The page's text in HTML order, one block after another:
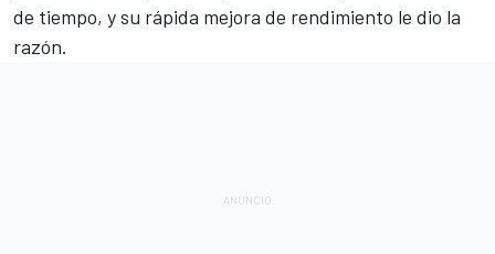
de tiempo, y su rápida mejora de rendimiento le dio la
razón.